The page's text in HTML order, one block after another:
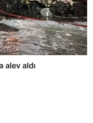
alev aldı